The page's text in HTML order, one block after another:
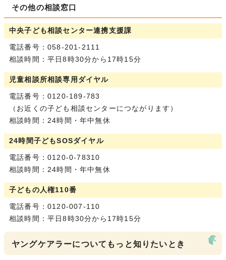
その他の相談窓口
中央子ども相談センター連携支援課
電話番号：058-201-2111
相談時間：平日8時30分から17時15分
児童相談所相談専用ダイヤル
電話番号：0120-189-783
（お近くの子ども相談センターにつながります）
相談時間：24時間・年中無休
24時間子どもSOSダイヤル
電話番号：0120-0-78310
相談時間：24時間・年中無休
子どもの人権110番
電話番号：0120-007-110
相談時間：平日8時30分から17時15分
ヤングケアラーについてもっと知りたいとき